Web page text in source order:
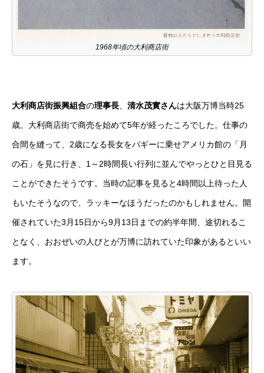
1968年頃の大利商店街
大利商店街振興組合の理事長、 清水茂實さんは大阪万博当時25
歳。大利商店街で商売を始めて5年が経ったころでした。仕事の
合間を縫って、2歳になる長女をバギーに乗せアメリカ館の「月
の石」を見に行き、1～2時間長い行列に並んでやっとひと目見る
ことができたそうです。当時の記事を見ると4時間以上待った人
もいたそうなので、ラッキーなほうだったのかもしれません。開
催されていた3月15日から9月13日までの約半年間、途切れるこ
となく、おおぜいの人びとが万博に訪れていた印象があるといい
ます。